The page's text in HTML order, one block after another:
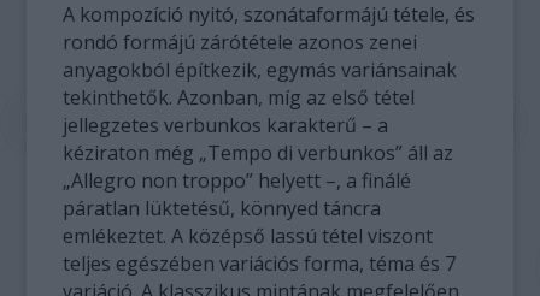
A kompozíció nyitó, szonátaformájú tétele, és
rondó formájú zárótétele azonos zenei
anyagokból építkezik, egymás variánsainak
tekinthetők. Azonban, míg az első tétel
jellegzetes verbunkos karakterű – a
kéziraton még „Tempo di verbunkos” áll az
„Allegro non troppo” helyett –, a finálé
páratlan lüktetésű, könnyed táncra
emlékeztet. A középső lassú tétel viszont
teljes egészében variációs forma, téma és 7